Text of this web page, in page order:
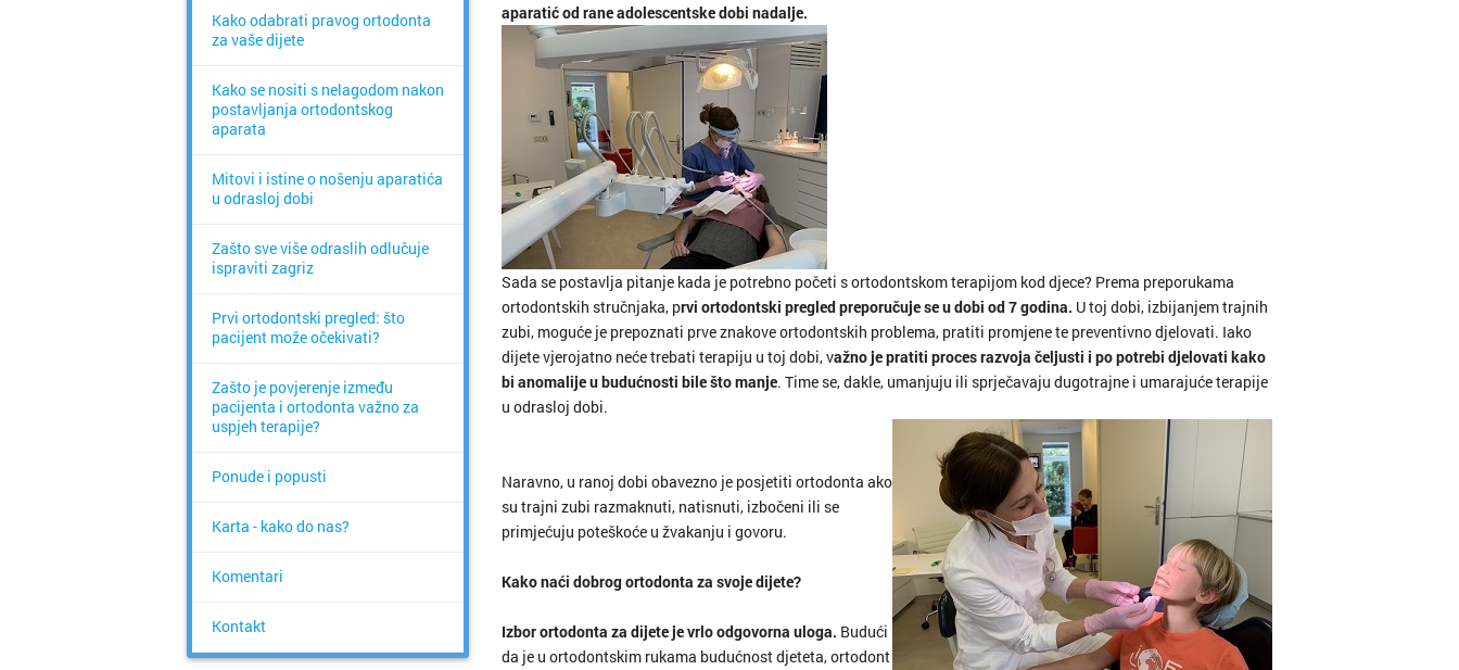
Novigrad
Omiš
Opatija
Oroslavje
Osijek
otok Brač
otok Hvar
otok Korčula
Kako odabrati pravog ortodonta
za vaše dijete
Kako se nositi s nelagodom nakon
postavljanja ortodontskog
aparata
Mitovi i istine o nošenju aparatića
u odrasloj dobi
Zašto sve više odraslih odlučuje
ispraviti zagriz
Prvi ortodontski pregled: što
pacijent može očekivati?
Zašto je povjerenje između
pacijenta i ortodonta važno za
uspjeh terapije?
Ponude i popusti
Karta - kako do nas?
Komentari
Kontakt
aparatić od rane adolescentske dobi nadalje.
Sada se postavlja pitanje kada je potrebno početi s ortodontskom terapijom kod djece? Prema preporukama
ortodontskih stručnjaka, prvi ortodontski pregled preporučuje se u dobi od 7 godina. U toj dobi, izbijanjem trajnih
zubi, moguće je prepoznati prve znakove ortodontskih problema, pratiti promjene te preventivno djelovati. Iako
dijete vjerojatno neće trebati terapiju u toj dobi, važno je pratiti proces razvoja čeljusti i po potrebi djelovati kako
bi anomalije u budućnosti bile što manje. Time se, dakle, umanjuju ili sprječavaju dugotrajne i umarajuće terapije
u odrasloj dobi.
Naravno, u ranoj dobi obavezno je posjetiti ortodonta ako
su trajni zubi razmaknuti, natisnuti, izbočeni ili se
primjećuju poteškoće u žvakanju i govoru.
Kako naći dobrog ortodonta za svoje dijete?
Izbor ortodonta za dijete je vrlo odgovorna uloga. Budući
da je u ortodontskim rukama budućnost djeteta, ortodont